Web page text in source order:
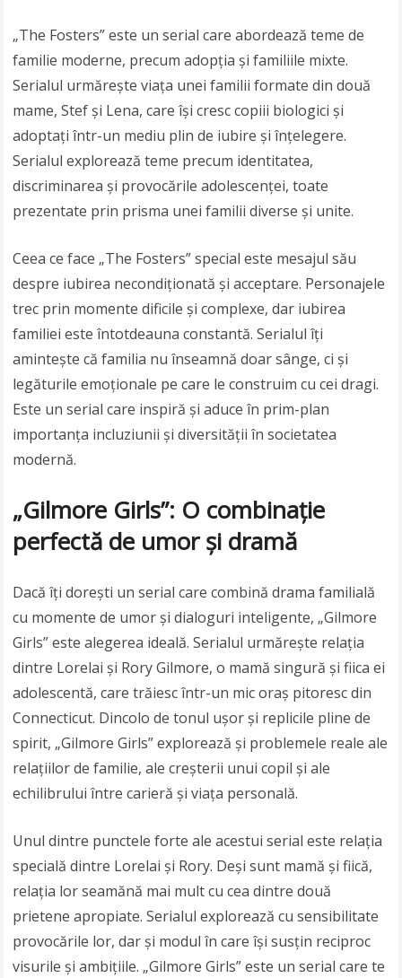
„The Fosters” este un serial care abordează teme de
familie moderne, precum adopția și familiile mixte.
Serialul urmărește viața unei familii formate din două
mame, Stef și Lena, care își cresc copiii biologici și
adoptați într-un mediu plin de iubire și înțelegere.
Serialul explorează teme precum identitatea,
discriminarea și provocările adolescenței, toate
prezentate prin prisma unei familii diverse și unite.
Ceea ce face „The Fosters” special este mesajul său
despre iubirea necondiționată și acceptare. Personajele
trec prin momente dificile și complexe, dar iubirea
familiei este întotdeauna constantă. Serialul îți
amintește că familia nu înseamnă doar sânge, ci și
legăturile emoționale pe care le construim cu cei dragi.
Este un serial care inspiră și aduce în prim-plan
importanța incluziunii și diversității în societatea
modernă.
„Gilmore Girls”: O combinație
perfectă de umor și dramă
Dacă îți dorești un serial care combină drama familială
cu momente de umor și dialoguri inteligente, „Gilmore
Girls” este alegerea ideală. Serialul urmărește relația
dintre Lorelai și Rory Gilmore, o mamă singură și fiica ei
adolescentă, care trăiesc într-un mic oraș pitoresc din
Connecticut. Dincolo de tonul ușor și replicile pline de
spirit, „Gilmore Girls” explorează și problemele reale ale
relațiilor de familie, ale creșterii unui copil și ale
echilibrului între carieră și viața personală.
Unul dintre punctele forte ale acestui serial este relația
specială dintre Lorelai și Rory. Deși sunt mamă și fiică,
relația lor seamănă mai mult cu cea dintre două
prietene apropiate. Serialul explorează cu sensibilitate
provocările lor, dar și modul în care își susțin reciproc
visurile și ambițiile. „Gilmore Girls” este un serial care te